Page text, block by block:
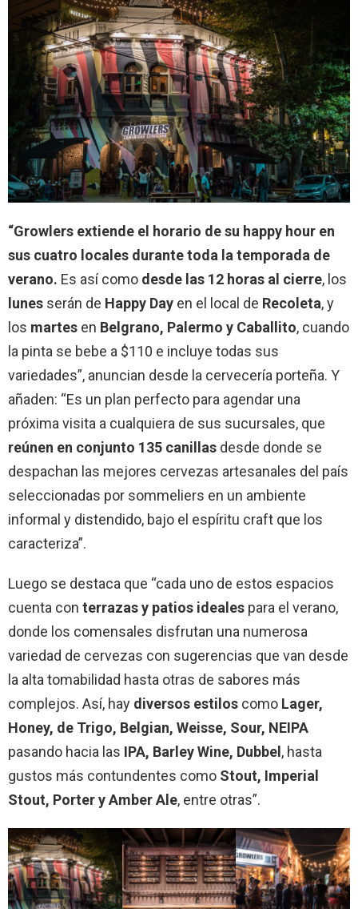
“Growlers extiende el horario de su happy hour en
sus cuatro locales durante toda la temporada de
verano. Es así como desde las 12 horas al cierre, los
lunes serán de Happy Day en el local de Recoleta, y
los martes en Belgrano, Palermo y Caballito, cuando
la pinta se bebe a $110 e incluye todas sus
variedades”, anuncian desde la cervecería porteña. Y
añaden: “Es un plan perfecto para agendar una
próxima visita a cualquiera de sus sucursales, que
reúnen en conjunto 135 canillas desde donde se
despachan las mejores cervezas artesanales del país
seleccionadas por sommeliers en un ambiente
informal y distendido, bajo el espíritu craft que los
caracteriza”.
Luego se destaca que “cada uno de estos espacios
cuenta con terrazas y patios ideales para el verano,
donde los comensales disfrutan una numerosa
variedad de cervezas con sugerencias que van desde
la alta tomabilidad hasta otras de sabores más
complejos. Así, hay diversos estilos como Lager,
Honey, de Trigo, Belgian, Weisse, Sour, NEIPA
pasando hacia las IPA, Barley Wine, Dubbel , hasta
gustos más contundentes como Stout, Imperial
Stout, Porter y Amber Ale, entre otras”.